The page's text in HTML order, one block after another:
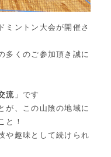
ミントン大会が開催さ
多くのご参加頂き誠に
流 」です
が、この山陰の地域に
と！
や趣味として続けられ